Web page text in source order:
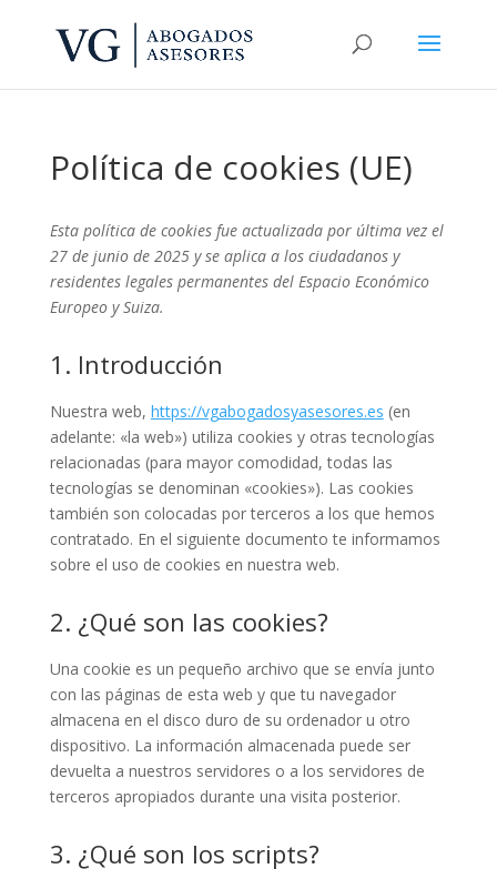
Política de cookies (UE)
Esta política de cookies fue actualizada por última vez el
27 de junio de 2025 y se aplica a los ciudadanos y
residentes legales permanentes del Espacio Económico
Europeo y Suiza.
1. Introducción
Nuestra web, https://vgabogadosyasesores.es (en
adelante: «la web») utiliza cookies y otras tecnologías
relacionadas (para mayor comodidad, todas las
tecnologías se denominan «cookies»). Las cookies
también son colocadas por terceros a los que hemos
contratado. En el siguiente documento te informamos
sobre el uso de cookies en nuestra web.
2. ¿Qué son las cookies?
Una cookie es un pequeño archivo que se envía junto
con las páginas de esta web y que tu navegador
almacena en el disco duro de su ordenador u otro
dispositivo. La información almacenada puede ser
devuelta a nuestros servidores o a los servidores de
terceros apropiados durante una visita posterior.
3. ¿Qué son los scripts?